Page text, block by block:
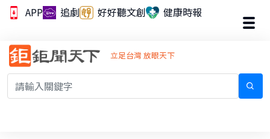
APP 追劇 好好聽文創 健康時報
立足台灣 放眼天下